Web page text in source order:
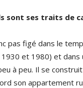
sont ses traits de
pas figé dans le
et 1980) et dans
à peu. Il se
son appartement